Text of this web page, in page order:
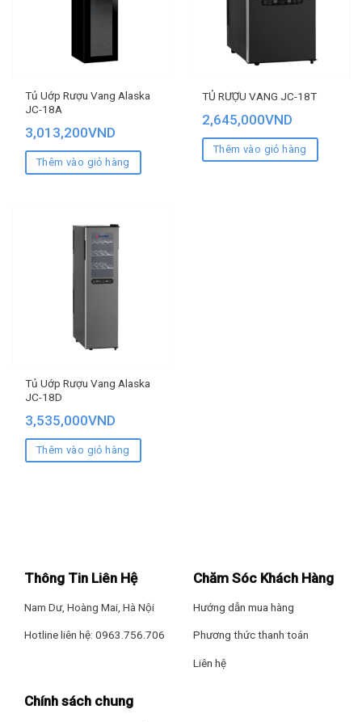
Tủ Uớp Rượu Vang Alaska
JC-18A
3,013,200VND
Thêm vào giỏ hàng
TỦ RƯỢU VANG JC-18T
2,645,000VND
Thêm vào giỏ hàng
Tủ Uớp Rượu Vang Alaska
JC-18D
3,535,000VND
Thêm vào giỏ hàng
Thông Tin Liên Hệ
Nam Dư, Hoàng Mai, Hà Nội
Hotline liên hệ: 0963.756.706
Chăm Sóc Khách Hàng
Hướng dẫn mua hàng
Phương thức thanh toán
Liên hệ
Chính sách chung